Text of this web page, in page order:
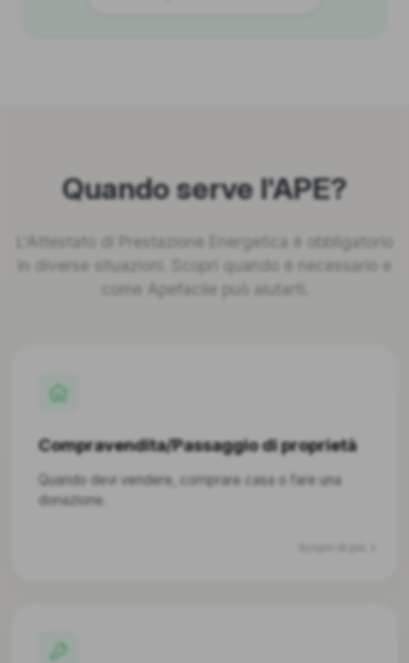
Quando serve l'APE?
L'Attestato di Prestazione Energetica è obbligatorio
in diverse situazioni. Scopri quando è necessario e
come Apefacile può aiutarti.
Compravendita/Passaggio di proprietà
Quando devi vendere, comprare casa o fare una
donazione.